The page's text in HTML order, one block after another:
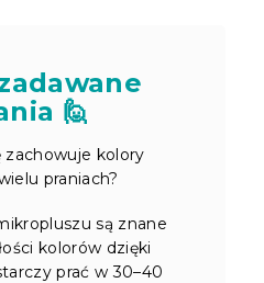
🙋
zachowuje kolory
praniach?
są znane
kolorów dzięki
prać w 30–40